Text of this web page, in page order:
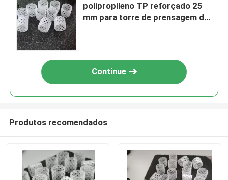
polipropileno TP reforçado 25
mm para torre de prensagem de
Continue
Produtos recomendados